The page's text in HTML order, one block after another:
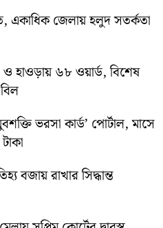
একাধিক জেলায় হলুদ সতর্কতা
হাওড়ায় ৬৮ ওয়ার্ড, বিশেষ
ভরসা কার্ড’ পোর্টাল, মাসে
বজায় রাখার সিদ্ধান্ত